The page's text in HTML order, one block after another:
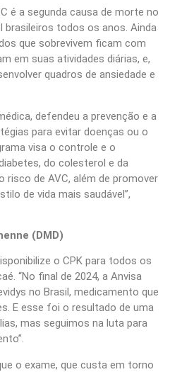
é a segunda causa de morte no
brasileiros todos os anos. Ainda
que sobrevivem ficam com
em suas atividades diárias, e,
quadros de ansiedade e
defendeu a prevenção e a
para evitar doenças ou o
visa o controle e o
do colesterol e da
risco de AVC, além de promover
de vida mais saudável”,
(DMD)
o CPK para todos os
“No final de 2024, a Anvisa
no Brasil, medicamento que
E esse foi o resultado de uma
mas seguimos na luta para
o exame, que custa em torno